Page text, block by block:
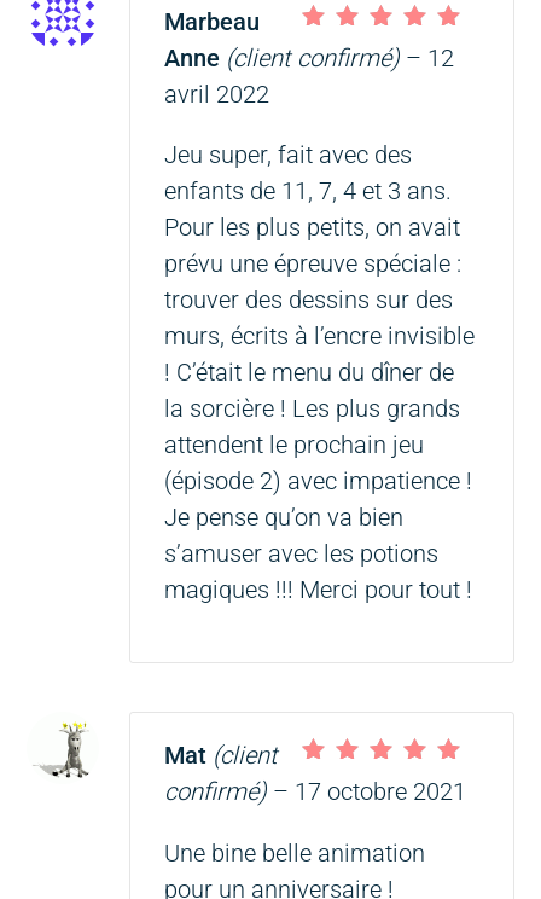
Note sur 5
Marbeau
Anne (client confirmé) – 12
avril 2022
Jeu super, fait avec des
enfants de 11, 7, 4 et 3 ans.
Pour les plus petits, on avait
prévu une épreuve spéciale :
trouver des dessins sur des
murs, écrits à l’encre invisible
! C’était le menu du dîner de
la sorcière ! Les plus grands
attendent le prochain jeu
(épisode 2) avec impatience !
Je pense qu’on va bien
s’amuser avec les potions
magiques !!! Merci pour tout !
Note5 sur 5
Mat (client
confirmé) – 17 octobre 2021
Une bine belle animation
pour un anniversaire !